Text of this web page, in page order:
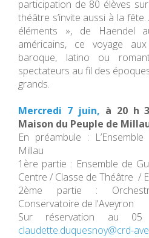
participation de 80 élèves
théâtre s’invite aussi à la
éléments », de Haendel
américains, ce voyage
baroque, latino ou
spectateurs au fil des
grands.
Mercredi 7 juin, à 20 h
Maison du Peuple de
En préambule :
Millau
1ère partie : Ensemble de
Centre / Classe de Théâtre /
2ème partie :
Conservatoire de l'Aveyron
Sur réservation au
claudette.duquesnoy@crd-